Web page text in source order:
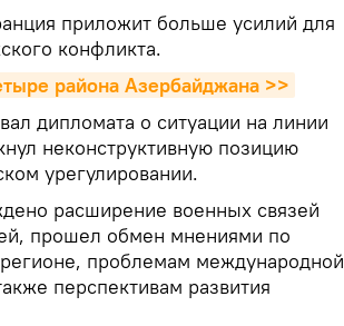
приложит больше усилий для
конфликта.
района Азербайджана >>
дипломата о ситуации на линии
неконструктивную позицию
урегулировании.
расширение военных связей
прошел обмен мнениями по
проблемам международной
перспективам развития